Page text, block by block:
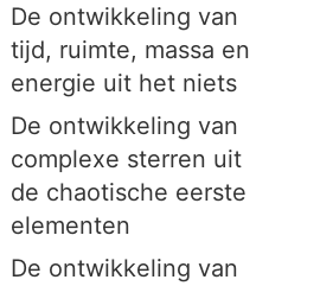
De ontwikkeling van
tijd, ruimte, massa en
energie uit het niets
De ontwikkeling van
complexe sterren uit
de chaotische eerste
elementen
De ontwikkeling van